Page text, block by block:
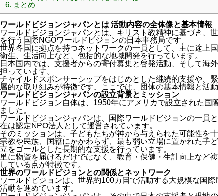
6. まとめ
ワールドビジョンジャパンとは 活動内容の全体像と基本情報
ワールドビジョンジャパンとは、キリスト教精神に基づき、
を行う国際NGOワールドビジョンの日本事務局です。
世界各国に拠点を持つネットワークの一員として、主に途上
衛生、生活向上など、包括的な地域開発を行っています。
日本国内では、支援者からの寄付募集と啓発活動、そして海
担っています。
チャイルドスポンサーシップをはじめとした継続的支援や、
層的な取り組みが特徴です。ここでは、団体の基本情報と活
ワールドビジョンジャパンの設立背景とミッション
ワールドビジョン自体は、1950年にアメリカで設立された国
ました。
ワールドビジョンジャパンは、国際ワールドビジョンの一員
在は認定NPO法人として運営されています。
そのミッションは、子どもたちが神から与えられた可能性を
宗教や民族、国籍にかかわらず、最も弱い立場に置かれた子
立をゴールとした長期的な支援を行っています。
単に物資を届けるだけではなく、教育・保健・生計向上など
している点が特徴です。
世界のワールドビジョンとの関係とネットワーク
ワールドビジョンは、世界約100カ国で活動する大規模な国
活動を進めています。